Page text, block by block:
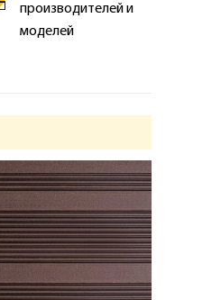
производителей и
моделей